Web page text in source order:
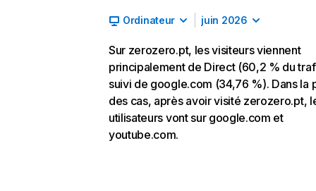
Ordinateur juin 2026
Sur zerozero.pt, les visiteurs viennent
principalement de Direct (60,2 % du
suivi de google.com (34,76 %). Dans la
des cas, après avoir visité zerozero.pt,
utilisateurs vont sur google.com et
youtube.com.